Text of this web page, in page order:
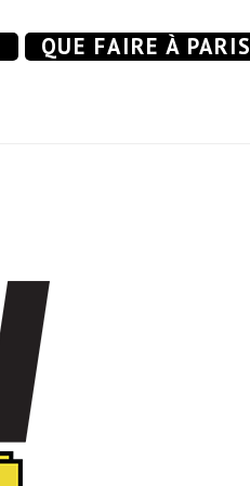
QUE FAIRE À PARIS